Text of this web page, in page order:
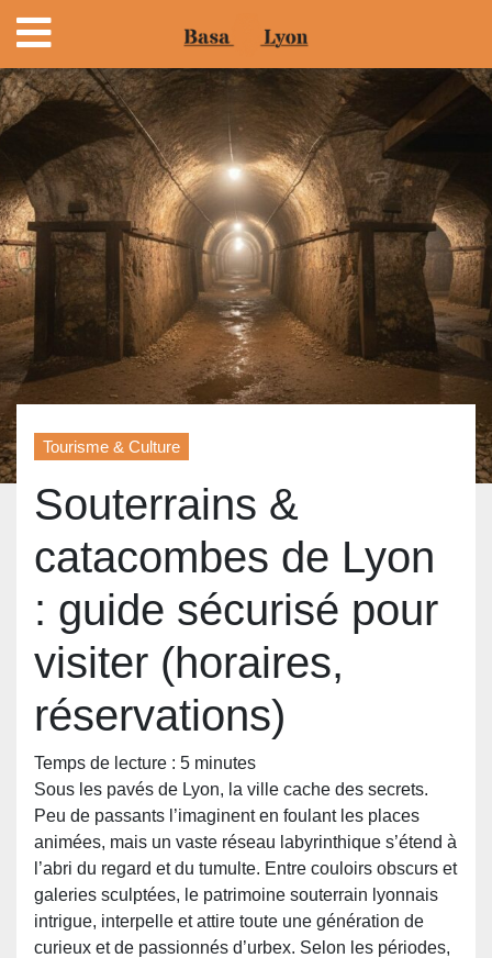
Tourisme & Culture
Souterrains &
catacombes de Lyon
: guide sécurisé pour
visiter (horaires,
réservations)
Temps de lecture : 5 minutes
Sous les pavés de Lyon, la ville cache des secrets.
Peu de passants l’imaginent en foulant les places
animées, mais un vaste réseau labyrinthique s’étend à
l’abri du regard et du tumulte. Entre couloirs obscurs et
galeries sculptées, le patrimoine souterrain lyonnais
intrigue, interpelle et attire toute une génération de
curieux et de passionnés d’urbex. Selon les périodes,